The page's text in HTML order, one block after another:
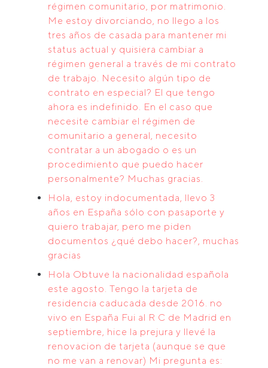
régimen comunitario, por matrimonio.
Me estoy divorciando, no llego a los
tres años de casada para mantener mi
status actual y quisiera cambiar a
régimen general a través de mi contrato
de trabajo. Necesito algún tipo de
contrato en especial? El que tengo
ahora es indefinido. En el caso que
necesite cambiar el régimen de
comunitario a general, necesito
contratar a un abogado o es un
procedimiento que puedo hacer
personalmente? Muchas gracias.
Hola, estoy indocumentada, llevo 3
años en España sólo con pasaporte y
quiero trabajar, pero me piden
documentos ¿qué debo hacer?, muchas
gracias
Hola Obtuve la nacionalidad española
este agosto. Tengo la tarjeta de
residencia caducada desde 2016. no
vivo en España Fui al R C de Madrid en
septiembre, hice la prejura y llevé la
renovacion de tarjeta (aunque se que
no me van a renovar) Mi pregunta es: